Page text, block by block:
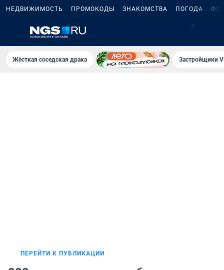
НЕДВИЖИМОСТЬ ПРОМОКОДЫ ЗНАКОМСТВА ПОГОДА
Жёсткая соседская драка Застройщики
ПЕРЕЙТИ К ПУБЛИКАЦИИ